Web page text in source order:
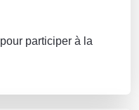
pour participer à la